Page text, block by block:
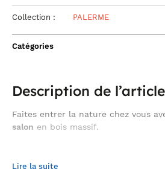
Collection : PALERME
Catégories
Description de l’article
Faites entrer la nature chez vous
salon en bois massif.
Lire la suite